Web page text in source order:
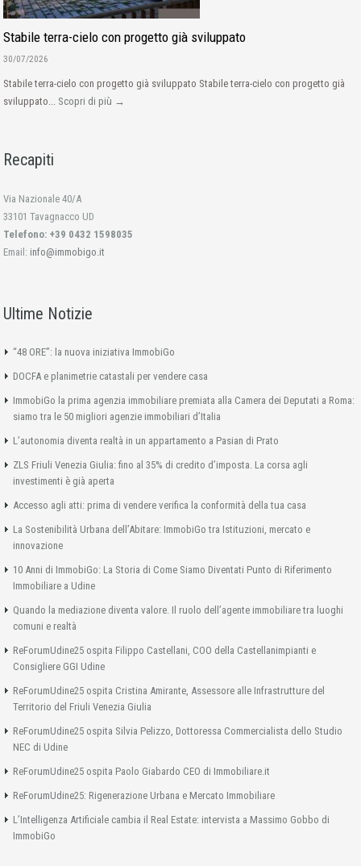
Stabile terra-cielo con progetto già sviluppato
30/07/2026
Stabile terra-cielo con progetto già sviluppato Stabile terra-cielo con progetto già
sviluppato... Scopri di più →
Recapiti
Via Nazionale 40/A
33101 Tavagnacco UD
Telefono: +39 0432 1598035
Email: info@immobigo.it
Ultime Notizie
“48 ORE”: la nuova iniziativa ImmobiGo
DOCFA e planimetrie catastali per vendere casa
ImmobiGo la prima agenzia immobiliare premiata alla Camera dei Deputati a Roma:
siamo tra le 50 migliori agenzie immobiliari d’Italia
L’autonomia diventa realtà in un appartamento a Pasian di Prato
ZLS Friuli Venezia Giulia: fino al 35% di credito d’imposta. La corsa agli
investimenti è già aperta
Accesso agli atti: prima di vendere verifica la conformità della tua casa
La Sostenibilità Urbana dell’Abitare: ImmobiGo tra Istituzioni, mercato e
innovazione
10 Anni di ImmobiGo: La Storia di Come Siamo Diventati Punto di Riferimento
Immobiliare a Udine
Quando la mediazione diventa valore. Il ruolo dell’agente immobiliare tra luoghi
comuni e realtà
ReForumUdine25 ospita Filippo Castellani, COO della Castellanimpianti e
Consigliere GGI Udine
ReForumUdine25 ospita Cristina Amirante, Assessore alle Infrastrutture del
Territorio del Friuli Venezia Giulia
ReForumUdine25 ospita Silvia Pelizzo, Dottoressa Commercialista dello Studio
NEC di Udine
ReForumUdine25 ospita Paolo Giabardo CEO di Immobiliare.it
ReForumUdine25: Rigenerazione Urbana e Mercato Immobiliare
L’Intelligenza Artificiale cambia il Real Estate: intervista a Massimo Gobbo di
ImmobiGo